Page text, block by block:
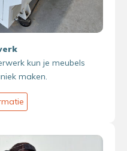
kun je meubels
maken.